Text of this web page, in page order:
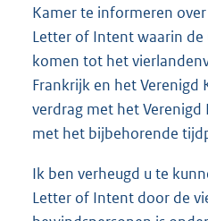
Kamer te informeren
Letter of Intent waarin
komen tot het
Frankrijk en het
verdrag met het
met het bijbehorende
Ik ben verheugd u te
Letter of Intent door de